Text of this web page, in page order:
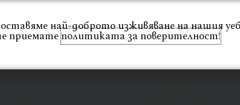
Екстериор Каталог Проекти
най-доброто изживяване на нашия
приематеполитиката за поверителност!